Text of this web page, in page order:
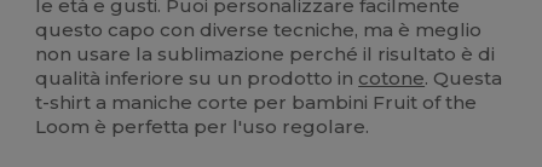
le età e gusti. Puoi personalizzare facilmente
questo capo con diverse tecniche, ma è meglio
non usare la sublimazione perché il risultato è di
qualità inferiore su un prodotto in cotone. Questa
t-shirt a maniche corte per bambini Fruit of the
Loom è perfetta per l'uso regolare.